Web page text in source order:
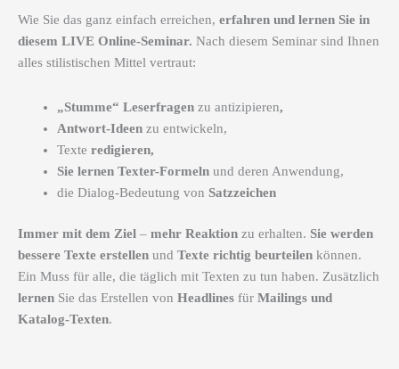
Wie Sie das ganz einfach erreichen, erfahren und lernen Sie in
diesem LIVE Online-Seminar. Nach diesem Seminar sind Ihnen
alles stilistischen Mittel vertraut:
„Stumme“ Leserfragen zu antizipieren,
Antwort-Ideen zu entwickeln,
Texte redigieren,
Sie lernen Texter-Formeln und deren Anwendung,
die Dialog-Bedeutung von Satzzeichen
Immer mit dem Ziel – mehr Reaktion zu erhalten. Sie werden
bessere Texte erstellen und Texte richtig beurteilen können.
Ein Muss für alle, die täglich mit Texten zu tun haben. Zusätzlich
lernen Sie das Erstellen von Headlines für Mailings und
Katalog-Texten.